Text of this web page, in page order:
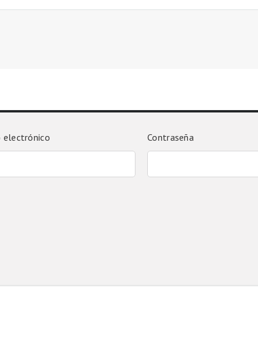
electrónico Contraseña